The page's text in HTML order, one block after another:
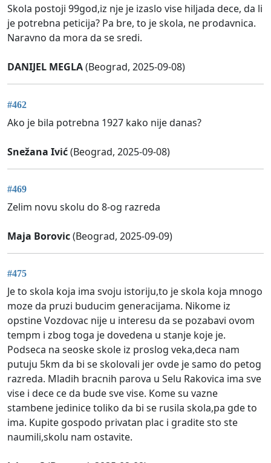
Skola postoji 99god,iz nje je izaslo vise hiljada dece, da li
je potrebna peticija? Pa bre, to je skola, ne prodavnica.
Naravno da mora da se sredi.
DANIJEL MEGLA(Beograd, 2025-09-08)
#462
Ako je bila potrebna 1927 kako nije danas?
Snežana Ivić(Beograd, 2025-09-08)
#469
Zelim novu skolu do 8-og razreda
Maja Borovic(Beograd, 2025-09-09)
#475
Je to skola koja ima svoju istoriju,to je skola koja mnogo
moze da pruzi buducim generacijama. Nikome iz
opstine Vozdovac nije u interesu da se pozabavi ovom
tempm i zbog toga je dovedena u stanje koje je.
Podseca na seoske skole iz proslog veka,deca nam
putuju 5km da bi se skolovali jer ovde je samo do petog
razreda. Mladih bracnih parova u Selu Rakovica ima sve
vise i dece ce da bude sve vise. Kome su vazne
stambene jedinice toliko da bi se rusila skola,pa gde to
ima. Kupite gospodo privatan plac i gradite sto ste
naumili,skolu nam ostavite.